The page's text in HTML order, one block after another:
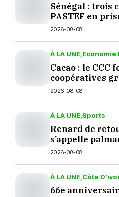
Sénégal : trois
PASTEF en
sur TikTok
2026-08-08
À LA UNE Economie
Cacao : le CCC
coopératives
2026-08-08
À LA UNE Sports
Renard de
s’appelle
2026-08-08
À LA UNE Côte
66e